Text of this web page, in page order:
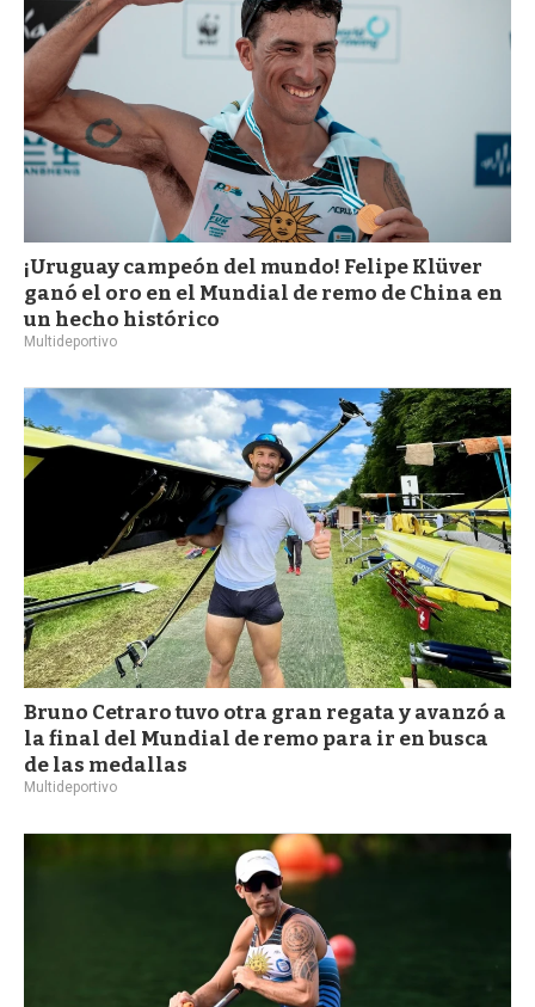
¡Uruguay campeón del mundo! Felipe Klüver
ganó el oro en el Mundial de remo de China en
un hecho histórico
Multideportivo
Bruno Cetraro tuvo otra gran regata y avanzó a
la final del Mundial de remo para ir en busca
de las medallas
Multideportivo